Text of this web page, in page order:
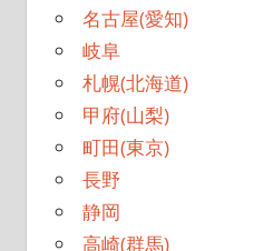
名古屋(愛知)
岐阜
札幌(北海道)
甲府(山梨)
町田(東京)
長野
静岡
高崎(群馬)